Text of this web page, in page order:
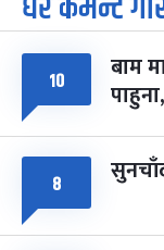
आइत चैत्र ७, २०८३-
८ फागुपूर्णिमा
चैत्र ८, २०८३-
१० बाम
८